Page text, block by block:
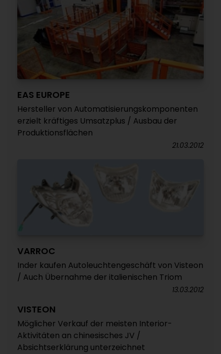
EAS EUROPE
Hersteller von Automatisierungskomponenten
erzielt kräftiges Umsatzplus / Ausbau der
Produktionsflächen
21.03.2012
VARROC
Inder kaufen Autoleuchtengeschäft von Visteon
/ Auch Übernahme der italienischen Triom
13.03.2012
VISTEON
Möglicher Verkauf der meisten Interior-
Aktivitäten an chinesisches JV /
Absichtserklärung unterzeichnet